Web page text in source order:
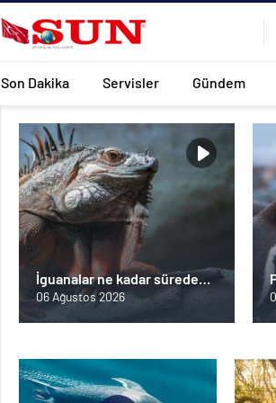
Son Dakika Servisler Gündem
İguanalar ne kadar sürede
renk değiştirebilir ? Detaylar
06 Ağustos 2026